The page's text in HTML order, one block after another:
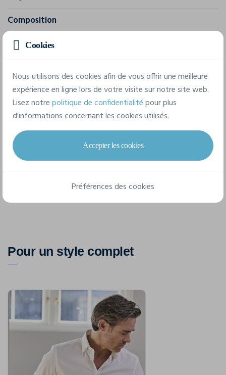
Composition
96% coton / 4% élasthanne
XS S M L XL XXL
3XL
Fiche technique
Pour un style complet
Cookies
Nous utilisons des cookies afin de vous offrir une meilleure
expérience en ligne lors de votre visite sur notre site web.
Lisez notrepolitique de confidentialitépour plus
d'informations concernant les cookies utilisés.
Accepter les cookies
Préférences des cookies